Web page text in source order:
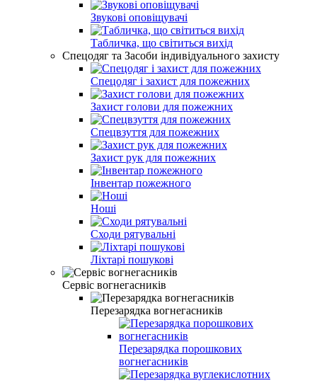
Звукові оповіщувачі
Табличка, що світиться вихід
Спецодяг та Засоби індивідуального захисту
Спецодяг і захист для пожежних
Захист голови для пожежних
Спецвзуття для пожежних
Захист рук для пожежних
Інвентар пожежного
Ноші
Сходи рятувальні
Ліхтарі пошукові
Сервіс вогнегасників
Перезарядка вогнегасників
Перезарядка порошкових
вогнегасників